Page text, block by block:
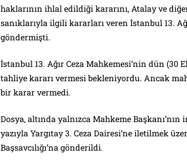
haklarının ihlal edildiği kararını, Atalay ve
sanıklarıyla ilgili kararları veren İstanbul 13.
göndermişti.
İstanbul 13. Ağır Ceza Mahkemesi’nin dün (30
tahliye kararı vermesi bekleniyordu. Ancak
bir karar vermedi.
Dosya, altında yalnızca Mahkeme Başkanı’nın
yazıyla Yargıtay 3. Ceza Dairesi’ne iletilmek
Başsavcılığı’na gönderildi.